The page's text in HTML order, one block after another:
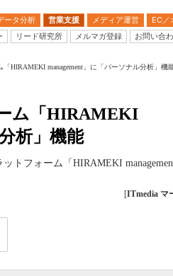
ータ分析 営業支援 メディア運営 EC／
リード研究所 メルマガ登録 お問い合
HIRAMEKI management」に「パーソナル分析」機能
ム「HIRAMEKI
析」機能
トフォーム「HIRAMEKI
[ITmedia マ